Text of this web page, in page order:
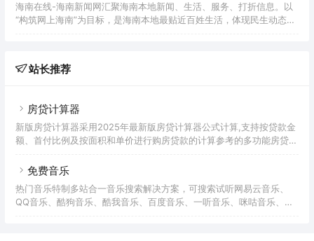
海南在线-海南新闻网汇聚海南本地新闻、生活、服务、打折信息。以
“构筑网上海南”为目标，是海南本地最贴近百姓生活，体现民生动态、
站长推荐
房贷计算器
新版房贷计算器采用2025年最新版房贷计算器公式计算,支持按贷款金
额、首付比例及按面积和单价进行购房贷款的计算参考的多功能房贷计
贷款利率、首付、月供明细等提供计算参考。
免费音乐
热门音乐特制多站合一音乐搜索解决方案，可搜索试听网易云音乐、
QQ音乐、酷狗音乐、酷我音乐、百度音乐、一听音乐、咪咕音乐、荔